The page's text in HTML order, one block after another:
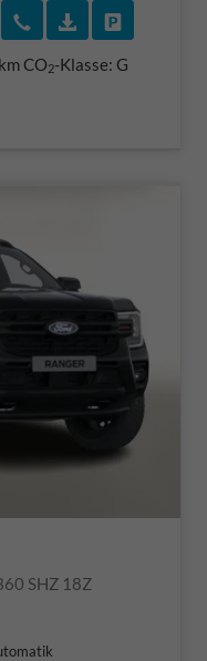
vereinbaren
Wir rufen Sie an
CO2-Klasse: G
SHZ 18Z